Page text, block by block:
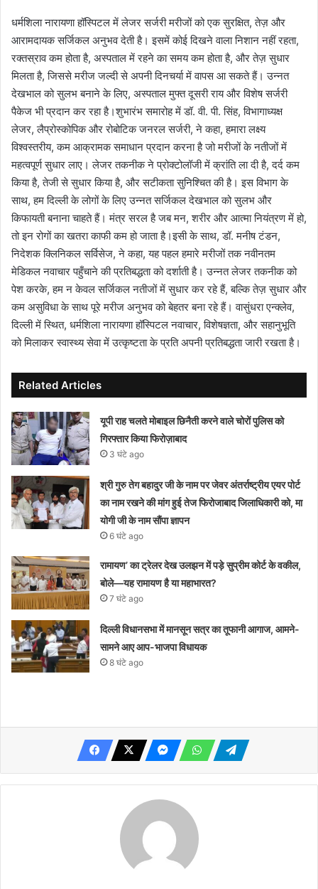
धर्मशिला नारायणा हॉस्पिटल में लेजर सर्जरी मरीजों को एक सुरक्षित, तेज़ और
आरामदायक सर्जिकल अनुभव देती है। इसमें कोई दिखने वाला निशान नहीं रहता,
रक्तस्राव कम होता है, अस्पताल में रहने का समय कम होता है, और तेज़ सुधार
मिलता है, जिससे मरीज जल्दी से अपनी दिनचर्या में वापस आ सकते हैं। उन्नत
देखभाल को सुलभ बनाने के लिए, अस्पताल मुफ्त दूसरी राय और विशेष सर्जरी
पैकेज भी प्रदान कर रहा है।शुभारंभ समारोह में डॉ. वी. पी. सिंह, विभागाध्यक्ष
लेजर, लैप्रोस्कोपिक और रोबोटिक जनरल सर्जरी, ने कहा, हमारा लक्ष्य
विश्वस्तरीय, कम आक्रामक समाधान प्रदान करना है जो मरीजों के नतीजों में
महत्वपूर्ण सुधार लाए। लेजर तकनीक ने प्रोक्टोलॉजी में क्रांति ला दी है, दर्द कम
किया है, तेजी से सुधार किया है, और सटीकता सुनिश्चित की है। इस विभाग के
साथ, हम दिल्ली के लोगों के लिए उन्नत सर्जिकल देखभाल को सुलभ और
किफायती बनाना चाहते हैं। मंत्र सरल है जब मन, शरीर और आत्मा नियंत्रण में हो,
तो इन रोगों का खतरा काफी कम हो जाता है।इसी के साथ, डॉ. मनीष टंडन,
निदेशक क्लिनिकल सर्विसेज, ने कहा, यह पहल हमारे मरीजों तक नवीनतम
मेडिकल नवाचार पहुँचाने की प्रतिबद्धता को दर्शाती है। उन्नत लेजर तकनीक को
पेश करके, हम न केवल सर्जिकल नतीजों में सुधार कर रहे हैं, बल्कि तेज़ सुधार और
कम असुविधा के साथ पूरे मरीज अनुभव को बेहतर बना रहे हैं। वासुंधरा एन्क्लेव,
दिल्ली में स्थित, धर्मशिला नारायणा हॉस्पिटल नवाचार, विशेषज्ञता, और सहानुभूति
को मिलाकर स्वास्थ्य सेवा में उत्कृष्टता के प्रति अपनी प्रतिबद्धता जारी रखता है।
Related Articles
यूपी राह चलते मोबाइल छिनैती करने वाले चोरों पुलिस को
गिरफ्तार किया फिरोज़ाबाद
3 घंटे ago
श्री गुरु तेग बहादुर जी के नाम पर जेवर अंतर्राष्ट्रीय एयर पोर्ट
का नाम रखने की मांग हुई तेज फिरोजाबाद जिलाधिकारी को, मा
योगी जी के नाम सौंपा ज्ञापन
6 घंटे ago
रामायण’ का ट्रेलर देख उलझन में पड़े सुप्रीम कोर्ट के वकील,
बोले—यह रामायण है या महाभारत?
7 घंटे ago
दिल्ली विधानसभा में मानसून सत्र का तूफानी आगाज, आमने-
सामने आए आप-भाजपा विधायक
8 घंटे ago